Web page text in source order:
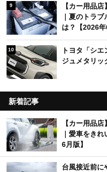
9
【カー用品
｜夏のトラ
は？【2026年
10
トヨタ「シ
ジュメタリッ
新着記事
【カー用品
｜愛車をき
6月版】
台風接近前に